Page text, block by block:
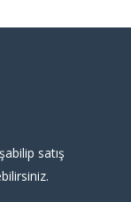
satış